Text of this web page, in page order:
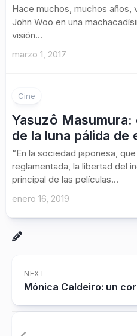
Hace muchos, muchos años,
John Woo en una
visión...
marzo 1, 2017
Cine
Yasuzô
de la luna pálida de
“En la sociedad japonesa,
reglamentada, la libertad del
principal de las películas...
enero 16, 2019
NEXT
Mónica Caldeiro: un